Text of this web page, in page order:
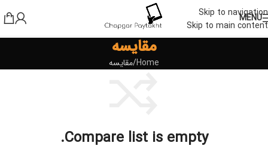
Skip to navigation
Skip to main content
MENU
مقایسه
Home مقایسه
Compare list is empty.